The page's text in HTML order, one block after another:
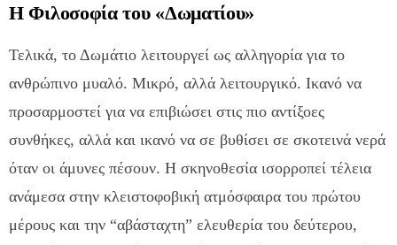
Η Φιλοσοφία του «Δωματίου»
Τελικά, το Δωμάτιο λειτουργεί ως αλληγορία για το
ανθρώπινο μυαλό. Μικρό, αλλά λειτουργικό. Ικανό να
προσαρμοστεί για να επιβιώσει στις πιο αντίξοες
συνθήκες, αλλά και ικανό να σε βυθίσει σε σκοτεινά νερά
όταν οι άμυνες πέσουν. Η σκηνοθεσία ισορροπεί τέλεια
ανάμεσα στην κλειστοφοβική ατμόσφαιρα του πρώτου
μέρους και την “αβάσταχτη” ελευθερία του δεύτερου,